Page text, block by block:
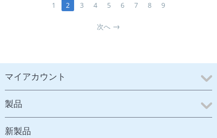
1 2 3 4 5 6 7 8 9
次へ
マイアカウント
製品
新製品